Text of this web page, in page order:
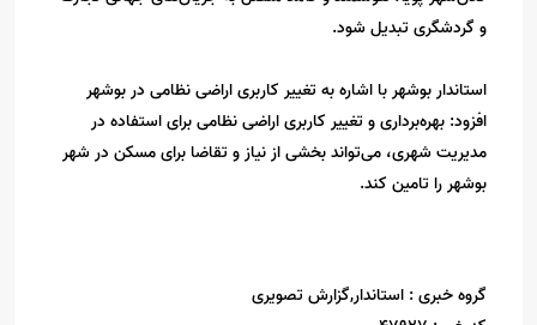
و گردشگری تبدیل شود.
استاندار بوشهر با اشاره به تغییر کاربری اراضی نظامی در بوشهر
افزود: بهره‌برداری و تغییر کاربری اراضی نظامی برای استفاده در
مدیریت شهری، می‌تواند بخشی از نیاز و تقاضا برای مسکن در شهر
بوشهر را تامین کند.
گروه خبری : استاندار,گزارش تصویری